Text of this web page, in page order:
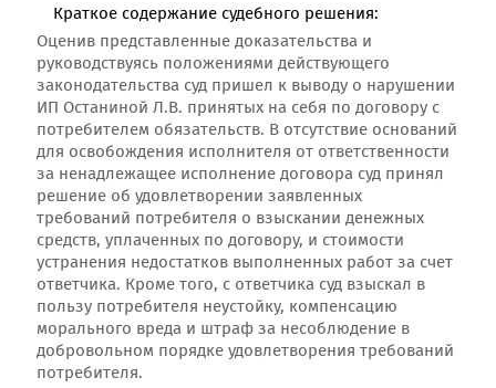
Краткое содержание судебного решения:
Оценив представленные доказательства и
руководствуясь положениями действующего
законодательства суд пришел к выводу о нарушении
ИП Останиной Л.В. принятых на себя по договору с
потребителем обязательств. В отсутствие оснований
для освобождения исполнителя от ответственности
за ненадлежащее исполнение договора суд принял
решение об удовлетворении заявленных
требований потребителя о взыскании денежных
средств, уплаченных по договору, и стоимости
устранения недостатков выполненных работ за счет
ответчика. Кроме того, с ответчика суд взыскал в
пользу потребителя неустойку, компенсацию
морального вреда и штраф за несоблюдение в
добровольном порядке удовлетворения требований
потребителя.